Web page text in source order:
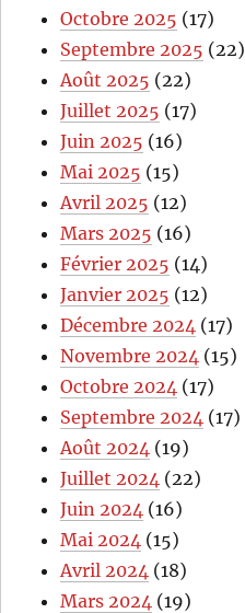
Octobre 2025 (17)
Septembre 2025 (22)
Août 2025 (22)
Juillet 2025 (17)
Juin 2025 (16)
Mai 2025 (15)
Avril 2025 (12)
Mars 2025 (16)
Février 2025 (14)
Janvier 2025 (12)
Décembre 2024 (17)
Novembre 2024 (15)
Octobre 2024 (17)
Septembre 2024 (17)
Août 2024 (19)
Juillet 2024 (22)
Juin 2024 (16)
Mai 2024 (15)
Avril 2024 (18)
Mars 2024 (19)